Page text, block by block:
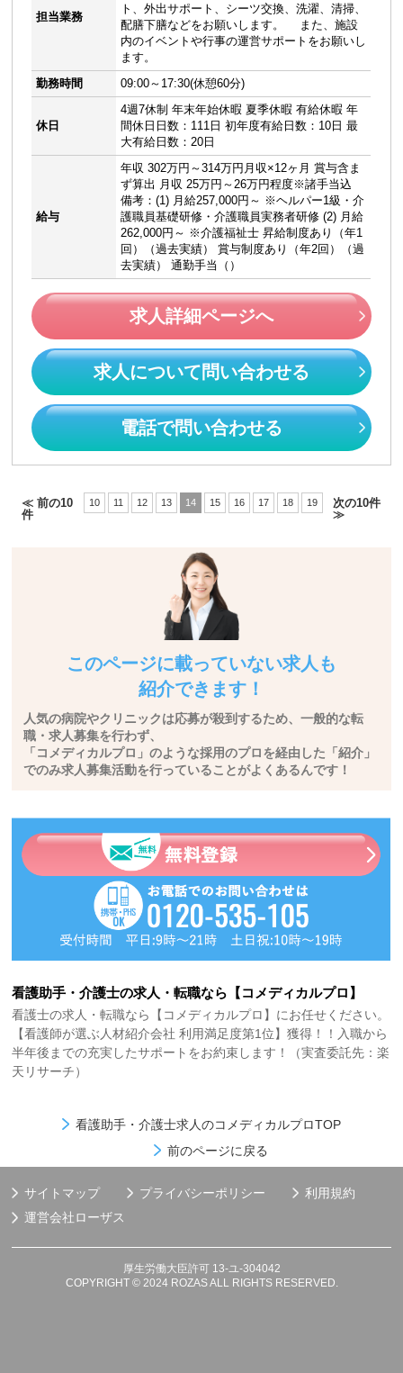
担当業務
ト、外出サポート、シーツ交換、洗濯、清掃、
配膳下膳などをお願いします。 また、施設
内のイベントや行事の運営サポートをお願いし
ます。
勤務時間
09:00～17:30(休憩60分)
休日
4週7休制 年末年始休暇 夏季休暇 有給休暇 年
間休日日数：111日 初年度有給日数：10日 最
大有給日数：20日
給与
年収 302万円～314万円月収×12ヶ月 賞与含ま
ず算出 月収 25万円～26万円程度※諸手当込
備考：(1) 月給257,000円～ ※ヘルパー1級・介
護職員基礎研修・介護職員実務者研修 (2) 月給
262,000円～ ※介護福祉士 昇給制度あり（年1
回）（過去実績） 賞与制度あり（年2回）（過
去実績） 通勤手当（）
求人詳細ページへ
求人について問い合わせる
電話で問い合わせる
≪ 前の10
件
10 11 12 13 14 15 16 17 18 19
次の10件
≫
このページに載っていない求人も
紹介できます！
人気の病院やクリニックは応募が殺到するため、一般的な転
職・求人募集を行わず、
「コメディカルプロ」のような採用のプロを経由した「紹介」
でのみ求人募集活動を行っていることがよくあるんです！
看護助手・介護士の求人・転職なら【コメディカルプロ】
看護士の求人・転職なら【コメディカルプロ】にお任せください。
【看護師が選ぶ人材紹介会社 利用満足度第1位】獲得！！入職から
半年後までの充実したサポートをお約束します！（実査委託先：楽
天リサーチ）
看護助手・介護士求人のコメディカルプロTOP
前のページに戻る
サイトマップ プライバシーポリシー
利用規約
運営会社ローザス
厚生労働大臣許可 13-ユ-304042
COPYRIGHT © 2024 ROZAS ALL RIGHTS RESERVED.